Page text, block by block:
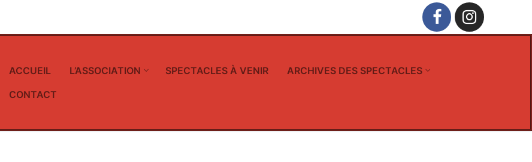
ACCUEIL L’ASSOCIATION SPECTACLES À VENIR
ARCHIVES DES SPECTACLES
CONTACT